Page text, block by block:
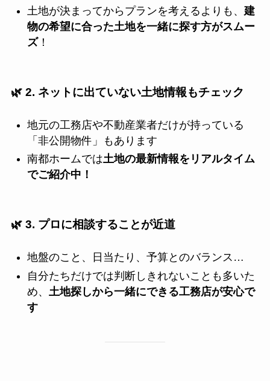
土地が決まってからプランを考えるよりも、 建
物の希望に合った土地を一緒に探す方がスムー
ズ！
🌿 2. ネットに出ていない土地情報もチェック
地元の工務店や不動産業者だけが持っている
「非公開物件」もあります
南都ホームでは土地の最新情報をリアルタイム
でご紹介中！
🌿 3. プロに相談することが近道
地盤のこと、日当たり、予算とのバランス…
自分たちだけでは判断しきれないことも多いた
め、 土地探しから一緒にできる工務店が安心で
す